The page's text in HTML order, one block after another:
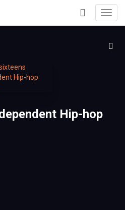
+
Hip-hop